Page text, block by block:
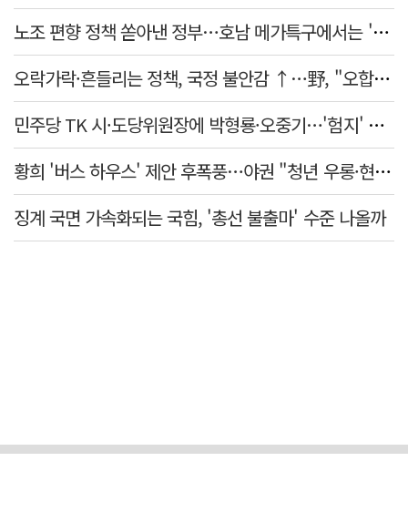
노조 편향 정책 쏟아낸 정부…호남 메가특구에서는 '반노조'?
오락가락·흔들리는 정책, 국정 불안감 ↑…野, "오합지졸"
민주당 TK 시·도당위원장에 박형룡·오중기…'험지' 총선 이끈다
황희 '버스 하우스' 제안 후폭풍…야권 "청년 우롱·현실 괴리" 총공세
징계 국면 가속화되는 국힘, '총선 불출마' 수준 나올까